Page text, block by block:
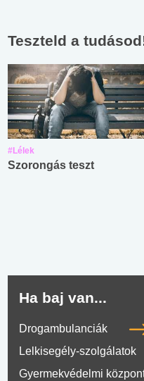
Teszteld a
#Lélek
Szorongás teszt
Ha baj van...
Drogambulanciák
Lelkisegély-szolgálatok
Gyermekvédelmi